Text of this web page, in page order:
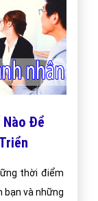
Nào Để
thời điểm
bạn và những